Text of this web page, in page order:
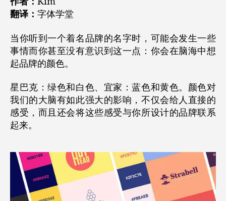
翻译： 字体学堂
当你听到一个着名品牌的名字时，可能会发生一些
事情而你甚至没有意识到这一点：你会在脑海中想
起品牌的颜色。
星巴克：绿色和白色、宜家：蓝色和黄色。颜色对
我们的大脑有如此强大的影响，不仅会给人直接的
感受，而且还会将这些感受与你所设计的品牌联系
起来。